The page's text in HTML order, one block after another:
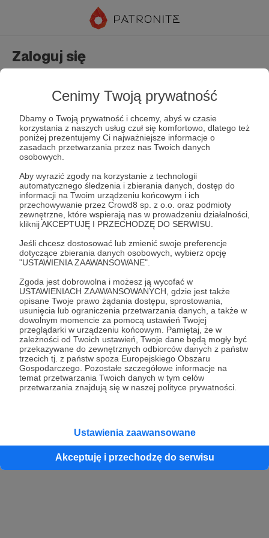
Cenimy Twoją prywatność
Dbamy o Twoją prywatność i chcemy, abyś w czasie
korzystania z naszych usług czuł się komfortowo, dlatego też
poniżej prezentujemy Ci najważniejsze informacje o
zasadach przetwarzania przez nas Twoich danych
osobowych.
Aby wyrazić zgody na korzystanie z technologii
automatycznego śledzenia i zbierania danych, dostęp do
informacji na Twoim urządzeniu końcowym i ich
przechowywanie przez Crowd8 sp. z o.o. oraz podmioty
zewnętrzne, które wspierają nas w prowadzeniu działalności,
kliknij AKCEPTUJĘ I PRZECHODZĘ DO SERWISU.
Jeśli chcesz dostosować lub zmienić swoje preferencje
dotyczące zbierania danych osobowych, wybierz opcję
"USTAWIENIA ZAAWANSOWANE".
Zgoda jest dobrowolna i możesz ją wycofać w
USTAWIENIACH ZAAWANSOWANYCH, gdzie jest także
opisane Twoje prawo żądania dostępu, sprostowania,
usunięcia lub ograniczenia przetwarzania danych, a także w
dowolnym momencie za pomocą ustawień Twojej
przeglądarki w urządzeniu końcowym. Pamiętaj, że w
zależności od Twoich ustawień, Twoje dane będą mogły być
przekazywane do zewnętrznych odbiorców danych z państw
trzecich tj. z państw spoza Europejskiego Obszaru
Gospodarczego. Pozostałe szczegółowe informacje na
temat przetwarzania Twoich danych w tym celów
przetwarzania znajdują się w naszej polityce prywatności.
Ustawienia zaawansowane
Akceptuję i przechodzę do serwisu
Zaloguj się
Zapamiętaj mnie Zapomniałeś hasła?
Zaloguj
lub
Kontynuuj z Google
Kontynuuj z Facebook
Kontynuuj z Apple
konta przez osobę niepełnoletnią” dostępny w regulaminie Patronite.pl